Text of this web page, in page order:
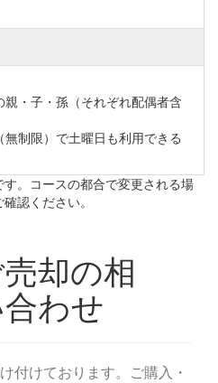
親・子・孫（それぞれ配偶者含
無制限）で土曜日も利用できる
。コースの都合で変更される場
認ください。